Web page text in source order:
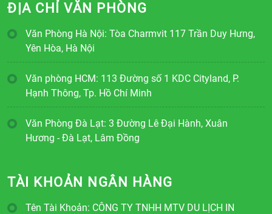
ĐỊA CHỈ VĂN PHÒNG
Văn Phòng Hà Nội: Tòa Charmvit 117 Trần Duy Hưng,
Yên Hòa, Hà Nội
Văn phòng HCM: 113 Đường số 1 KDC Cityland, P.
Hạnh Thông, Tp. Hồ Chí Minh
Văn Phòng Đà Lạt: 3 Đường Lê Đại Hành, Xuân
Hương - Đà Lạt, Lâm Đồng
TÀI KHOẢN NGÂN HÀNG
Tên Tài Khoản: CÔNG TY TNHH MTV DU LỊCH IN